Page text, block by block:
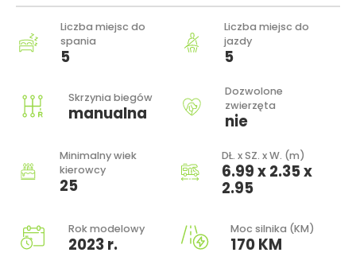
Liczba miejsc do
spania
5
Liczba miejsc do
jazdy
5
Skrzynia biegów
manualna
Dozwolone
zwierzęta
nie
Minimalny wiek
kierowcy
25
DŁ. x SZ. x W. (m)
6.99 x 2.35 x
2.95
Rok modelowy
2023 r.
Moc silnika (KM)
170 KM